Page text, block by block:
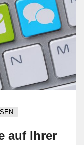
Blick
im
auf Ihrer